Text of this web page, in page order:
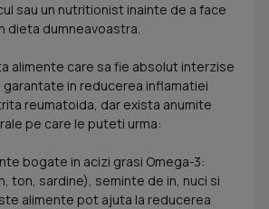
sau un nutritionist inainte de a face
dieta dumneavoastra.
alimente care sa fie absolut interzise
in reducerea inflamatiei
reumatoida, dar exista anumite
pe care le puteti urma:
bogate in acizi grasi Omega-3:
ton, sardine), seminte de in, nuci si
alimente pot ajuta la reducerea